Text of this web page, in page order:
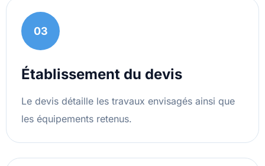
03
Établissement du devis
Le devis détaille les travaux envisagés ainsi que
les équipements retenus.